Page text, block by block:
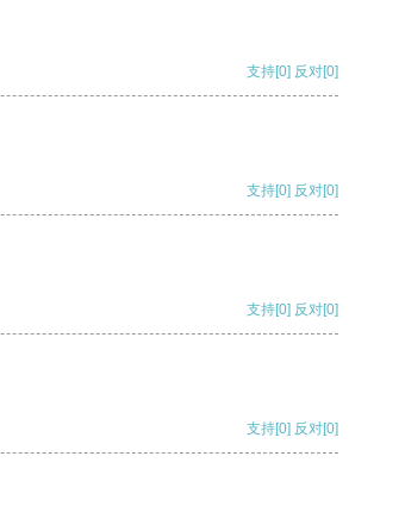
支持[0] 反对[0]
支持[0] 反对[0]
支持[0] 反对[0]
支持[0] 反对[0]